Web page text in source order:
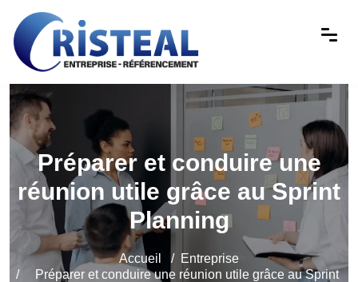
Préparer et conduire une
réunion utile grâce au Sprint
Planning
Accueil
Entreprise
Préparer et conduire une réunion utile grâce au Sprint